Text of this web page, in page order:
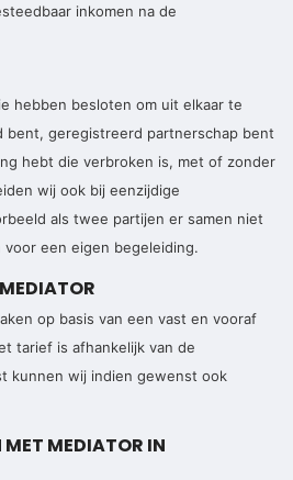
inkomen na de
hebben besloten om uit elkaar te
bent, geregistreerd partnerschap bent
hebt die verbroken is, met of zonder
wij ook bij eenzijdige
als twee partijen er samen niet
een eigen begeleiding.
op basis van een vast en vooraf
tarief is afhankelijk van de
kunnen wij indien gewenst ook
MEDIATOR IN